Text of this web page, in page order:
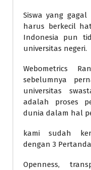
Siswa yang
harus berkecil
Indonesia pun
universitas negeri.
Webometrics
sebelumnya
universitas
adalah proses
dunia dalam hal
kami sudah
dengan 3
Openness,